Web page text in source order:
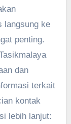
langsung ke
penting.
dan
terkait
kontak
lebih lanjut: